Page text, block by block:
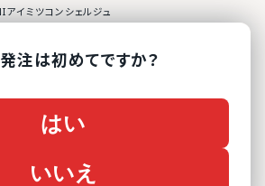
発注は初めてですか？
はい
いいえ